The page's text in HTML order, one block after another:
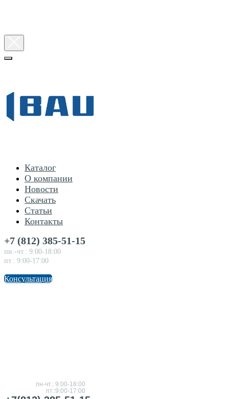
пн-чт.: 9:00-18:00
пт.:9:00-17:00
Каталог
О компании
Новости
Скачать
Статьи
Контакты
+7 (812) 385-51-15
пн.-чт.: 9:00-18:00
пт.: 9:00-17:00
Консультация